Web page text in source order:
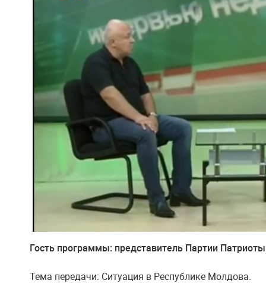
Гость программы: представитель Партии
Тема передачи: Ситуация в Республике Молдова.